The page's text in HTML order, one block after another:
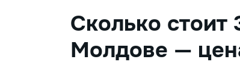
Сколько
Молдове —